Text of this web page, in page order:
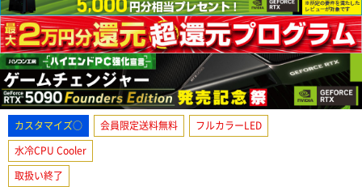
カスタマイズ○ 会員限定送料無料
フルカラーLED
水冷CPU Cooler
取扱い終了